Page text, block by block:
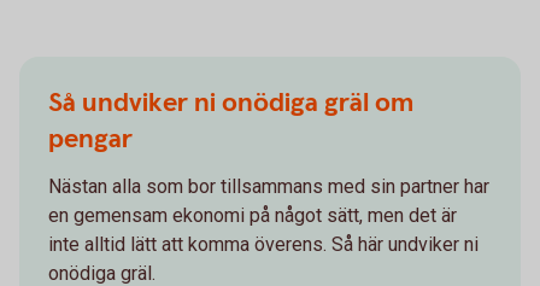
Så undviker ni onödiga gräl om
pengar
Nästan alla som bor tillsammans med sin partner har
en gemensam ekonomi på något sätt, men det är
inte alltid lätt att komma överens. Så här undviker ni
onödiga gräl.